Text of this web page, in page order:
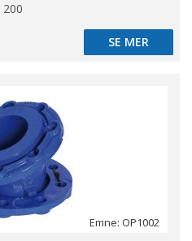
200
SE MER
SE MER
Emne: OP1002